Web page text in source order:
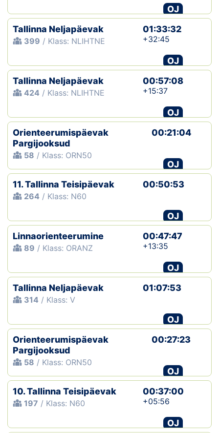
OJ
Tallinna Neljapäevak
399 / Klass: NLIHTNE
01:33:32
+32:45
OJ
Tallinna Neljapäevak
424 / Klass: NLIHTNE
00:57:08
+15:37
OJ
Orienteerumispäevak
Pargijooksud
58 / Klass: ORN50
00:21:04
OJ
11. Tallinna Teisipäevak
264 / Klass: N60
00:50:53
OJ
Linnaorienteerumine
89 / Klass: ORANZ
00:47:47
+13:35
OJ
Tallinna Neljapäevak
314 / Klass: V
01:07:53
OJ
Orienteerumispäevak
Pargijooksud
58 / Klass: ORN50
00:27:23
OJ
10. Tallinna Teisipäevak
197 / Klass: N60
00:37:00
+05:56
OJ